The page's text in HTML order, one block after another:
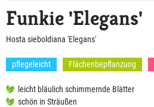
Funkie 'Elegans'
Hosta sieboldiana 'Elegans'
pflegeleicht Flächenbepflanzung
leicht bläulich schimmernde Blätter
schön in Sträußen